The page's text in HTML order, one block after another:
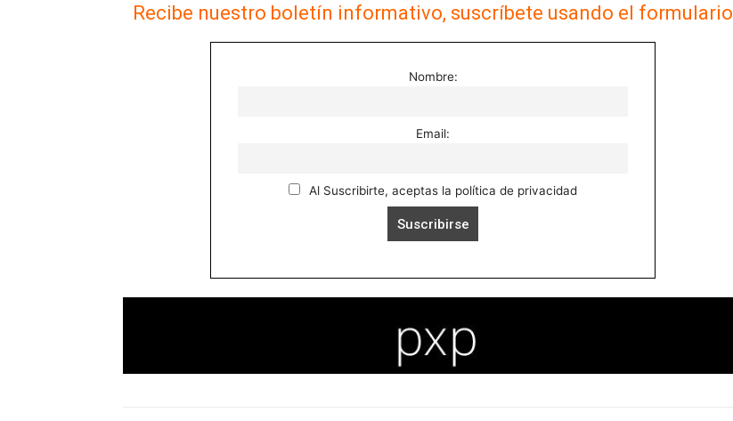
Recibe nuestro boletín informativo, suscríbete usando el formulario
Nombre:
Email:
Al Suscribirte, aceptas la política de privacidad